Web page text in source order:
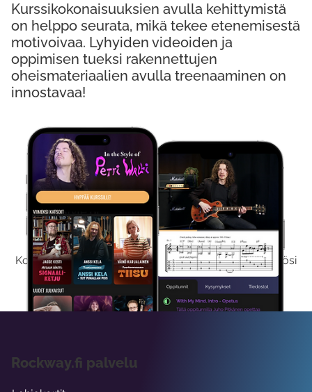
Kokeile Ilmaiseksi
Kokeilemalla ilmaiseksi saat koko sisältömme käyttöösi
viikon ajaksi.
Kurssikokonaisuuksien avulla kehittymistä
on helppo seurata, mikä tekee etenemisestä
motivoivaa. Lyhyiden videoiden ja
oppimisen tueksi rakennettujen
oheismateriaalien avulla treenaaminen on
innostavaa!
Rockway.fi palvelu